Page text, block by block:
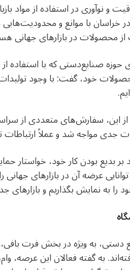
و نوآوری در استفاده از
خراسان با موانع و
محصولات در بازارهای جهانی
حوزه صنایع‌دستی که با استفاده
خود، گفت: با وجود
این، سفارش‌های متعددی از سراسر
جدی مواجه شد و عملاً
بر بدیع بودن کار خود،
عرضه آن در بازارهای
را به نمایش بگذاریم و بازارهای
دستی، به ویژه در بخش فرت بافی،
به گفته فعالان این